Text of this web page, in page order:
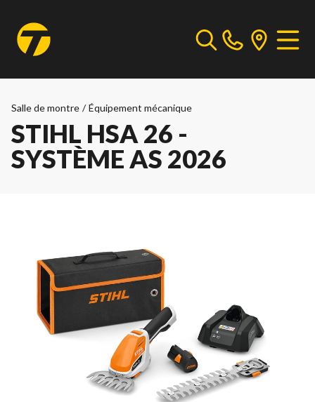
Salle de montre / Équipement mécanique
STIHL HSA 26 -
SYSTÈME AS 2026